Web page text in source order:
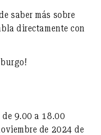
saber más sobre
directamente con
9.00 a 18.00
de 2024 de